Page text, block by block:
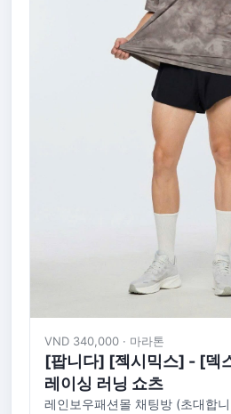
VND 340,000 · 마라톤
[팝니다] [젝시믹스] - [덱
레이싱 러닝 쇼츠
레인보우패션몰 채팅방 (초대합